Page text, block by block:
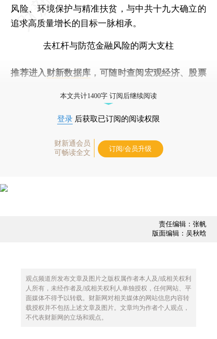
风险、环境保护与精准扶贫，与中共十九大确立的
追求高质量增长的目标一脉相承。
去杠杆与防范金融风险的两大支柱
推荐进入 财新数据库 ，可随时查阅宏观经济、股票
本文共计1400字 订阅后继续阅读
登录 后获取已订阅的阅读权限
财新通会员
可畅读全文
订阅/会员升级
责任编辑：张帆
版面编辑：吴秋晗
观点频道所发布文章及图片之版权属作者本人及/或相关权利
人所有，未经作者及/或相关权利人单独授权，任何网站、平
面媒体不得予以转载。财新网对相关媒体的网站信息内容转
载授权并不包括上述文章及图片。文章均为作者个人观点，
不代表财新网的立场和观点。